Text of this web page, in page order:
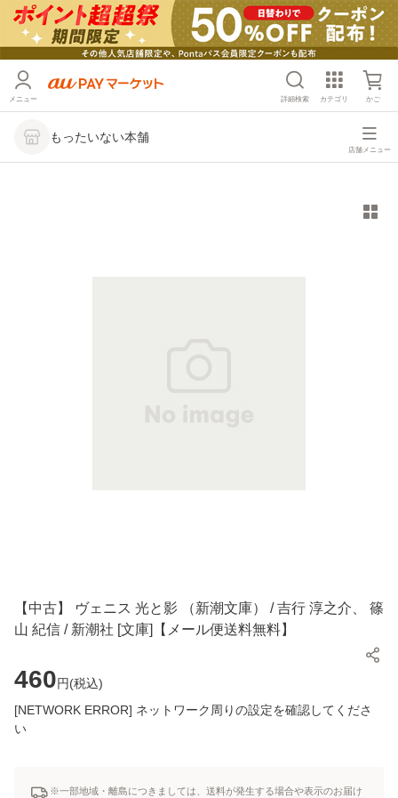
メニュー 詳細検索 カテゴリ かご
もったいない本舗
店舗メニュー
【中古】 ヴェニス 光と影 （新潮文庫） / 吉行 淳之介、 篠
山 紀信 / 新潮社 [文庫]【メール便送料無料】
460円(税込)
[NETWORK ERROR] ネットワーク周りの設定を確認してくださ
い
※一部地域・離島につきましては、送料が発生する場合や表示のお届け